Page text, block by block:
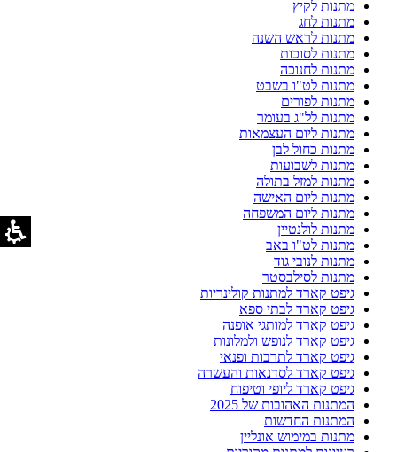
מתנות לקיץ
מתנות לחג
מתנות לראש השנה
מתנות לסוכות
מתנות לחנוכה
מתנות לט"ו בשבט
מתנות לפורים
מתנות לל"ג בעומר
מתנות ליום העצמאות
מתנות כחול לבן
מתנות לשבועות
מתנות למזל בתולה
מתנות ליום האישה
מתנות ליום המשפחה
מתנות לולנטיין
מתנות לט"ו באב
מתנות לנובי גוד
מתנות לסילבסטר
גיפט קארד למתנות קולינריות
גיפט קארד לבתי ספא
גיפט קארד למותגי אופנה
גיפט קארד לנופש ולמלונות
גיפט קארד לתרבות ופנאי
גיפט קארד לסדנאות והעשרה
גיפט קארד ליופי וטיפוח
המתנות האהובות של 2025
המתנות החדשות
מתנות במימוש אונליין